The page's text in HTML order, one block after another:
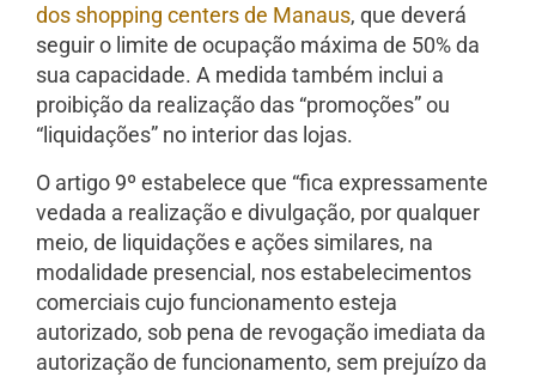
dos shopping centers de Manaus, que deverá
seguir o limite de ocupação máxima de 50% da
sua capacidade. A medida também inclui a
proibição da realização das “promoções” ou
“liquidações” no interior das lojas.
O artigo 9º estabelece que “fica expressamente
vedada a realização e divulgação, por qualquer
meio, de liquidações e ações similares, na
modalidade presencial, nos estabelecimentos
comerciais cujo funcionamento esteja
autorizado, sob pena de revogação imediata da
autorização de funcionamento, sem prejuízo da